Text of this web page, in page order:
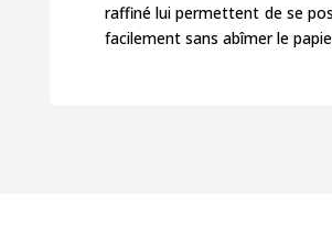
raffiné lui permettent de se
facilement sans abîmer le